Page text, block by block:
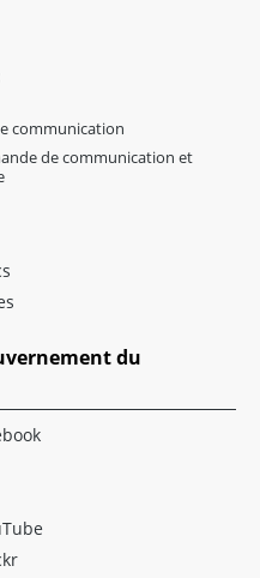
communication
de communication et
du